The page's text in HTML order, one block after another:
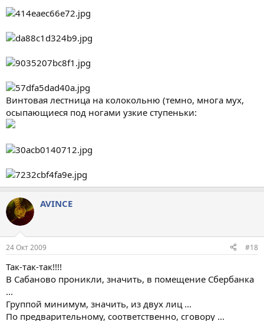
Винтовая лестница на колокольню (темно, многа мух,
осыпающиеся под ногами узкие ступеньки:
AVINCE
24 Окт 2009 #18
Так-так-так!!!!
В Сабаново проникли, значить, в помещение Сбербанка
...
Группой минимум, значить, из двух лиц ...
По предварительному, соответственно, сговору ...